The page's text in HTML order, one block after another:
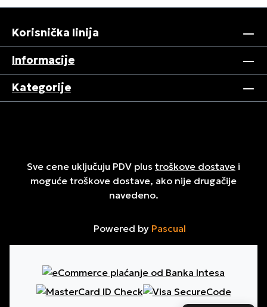
Korisnička linija
Informacije
Kategorije
Sve cene uključuju PDV plus troškove dostave i
moguće troškove dostave, ako nije drugačije
navedeno.
Powered by Pascual